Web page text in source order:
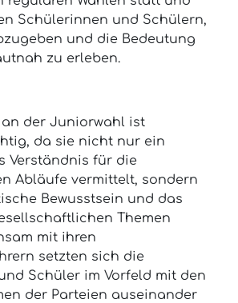
Schülerinnen und Schülern,
und die Bedeutung
zu erleben.
an der Juniorwahl ist
da sie nicht nur ein
Verständnis für die
Abläufe vermittelt, sondern
Bewusstsein und das
Themen
mit ihren
setzten sich die
Schüler im Vorfeld mit den
der Parteien auseinander